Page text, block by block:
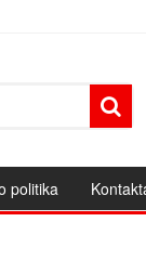
politika